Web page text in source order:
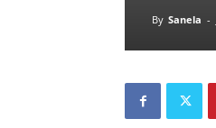
By Sanela -